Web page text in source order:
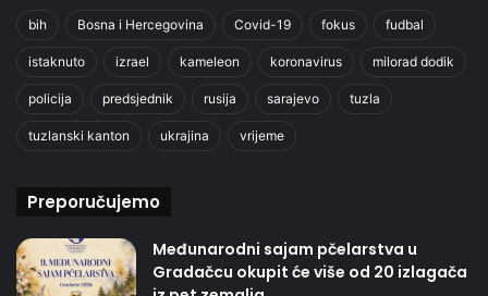
bih Bosna i Hercegovina Covid-19 fokus fudbal
istaknuto izrael kameleon koronavirus milorad dodik
policija predsjednik rusija sarajevo tuzla
tuzlanski kanton ukrajina vrijeme
Preporučujemo
Međunarodni sajam pčelarstva u
Gradačcu okupit će više od 20 izlagača